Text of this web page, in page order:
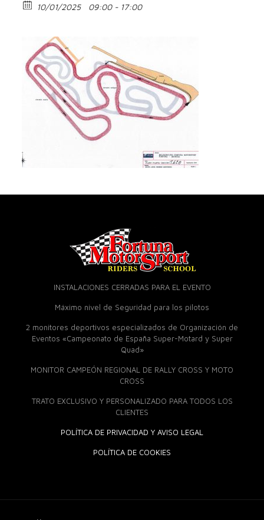
10/01/2025 09:00 - 17:00
INSTALACIONES CERRADAS PARA EL EVENTO
Máximo nivel de Seguridad para los pilotos
2 monitores deportivos especializados de Organización de
Eventos «Campeonato de España Super-Motard y Super
Quad»
MONITOR CAMPEÓN REGIONAL DE RALLY CROSS Y MOTO
CROSS
TRATO EXCLUSIVO Y PERSONALIZADO PARA TODOS LOS
CLIENTES
POLÍTICA DE PRIVACIDAD Y AVISO LEGAL
POLÍTICA DE COOKIES